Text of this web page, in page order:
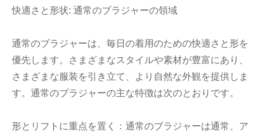
快適さと形状: 通常のブラジャーの領域
通常のブラジャーは、毎日の着用のための快適さと形を
優先します。さまざまなスタイルや素材が豊富にあり、
さまざまな服装を引き立て、より自然な外観を提供しま
す。通常のブラジャーの主な特徴は次のとおりです。
形とリフトに重点を置く：通常のブラジャーは通常、ア